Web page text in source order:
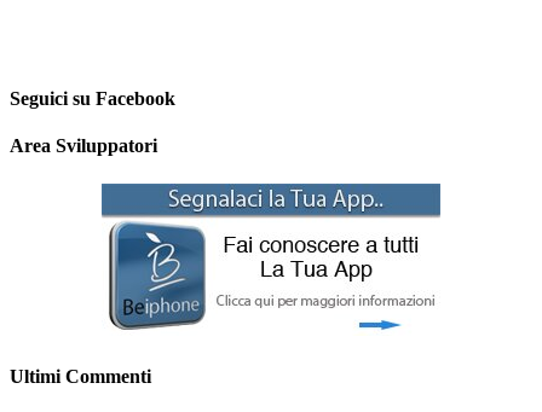
Seguici su Facebook
Area Sviluppatori
Ultimi Commenti